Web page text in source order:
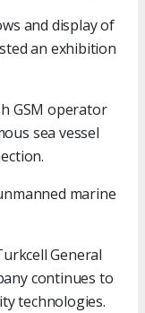
and display of
an exhibition
GSM operator
sea vessel
marine
General
continues to
technologies.